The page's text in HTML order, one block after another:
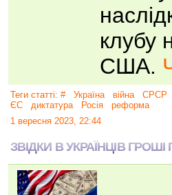
клубу
США.
Теги статті: # Україна війна
СРСР
ЄС
диктатура Росія
реформа
1 вересня 2023, 22:44
ЗВІДКИ В УКРАЇНЦІВ ГРОШІ